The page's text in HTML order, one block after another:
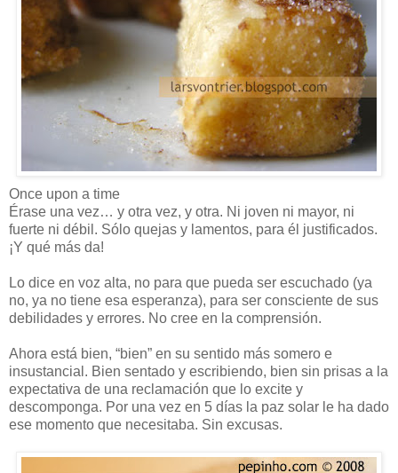
Once upon a time
Érase una vez… y otra vez, y otra. Ni joven ni mayor, ni
fuerte ni débil. Sólo quejas y lamentos, para él justificados.
¡Y qué más da!
Lo dice en voz alta, no para que pueda ser escuchado (ya
no, ya no tiene esa esperanza), para ser consciente de sus
debilidades y errores. No cree en la comprensión.
Ahora está bien, “bien” en su sentido más somero e
insustancial. Bien sentado y escribiendo, bien sin prisas a la
expectativa de una reclamación que lo excite y
descomponga. Por una vez en 5 días la paz solar le ha dado
ese momento que necesitaba. Sin excusas.